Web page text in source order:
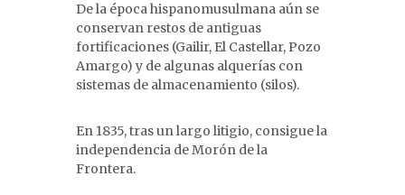
De la época hispanomusulmana aún se
conservan restos de antiguas
fortificaciones (Gailir, El Castellar, Pozo
Amargo) y de algunas alquerías con
sistemas de almacenamiento (silos).
En 1835, tras un largo litigio, consigue la
independencia de Morón de la
Frontera.